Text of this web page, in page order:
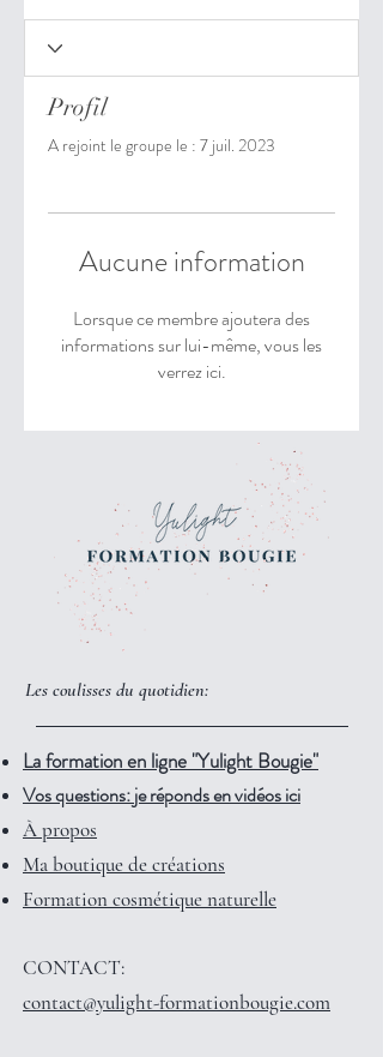
Profil
A rejoint le groupe le : 7 juil. 2023
Aucune information
Lorsque ce membre ajoutera des
informations sur lui-même, vous les
verrez ici.
Les coulisses du quotidien:
La formation en ligne "Yulight Bougie"
Vos questions: je réponds en vidéos ici
À propos
Ma boutique de créations
Formation cosmétique naturelle
CONTACT:
contact@yulight-formationbougie.com